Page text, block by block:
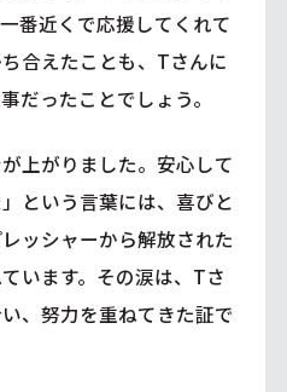
番近くで応援してくれて
合えたことも、Tさんに
だったことでしょう。
上がりました。安心して
という言葉には、喜びと
ッシャーから解放された
います。その涙は、Tさ
、努力を重ねてきた証で